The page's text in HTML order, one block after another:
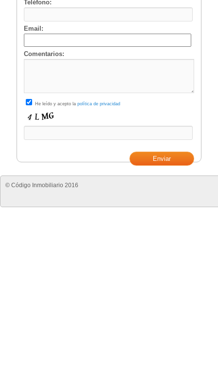
Teléfono:
Email:
Comentarios:
He leído y acepto lapolítica de privacidad
© Código Inmobiliario 2016